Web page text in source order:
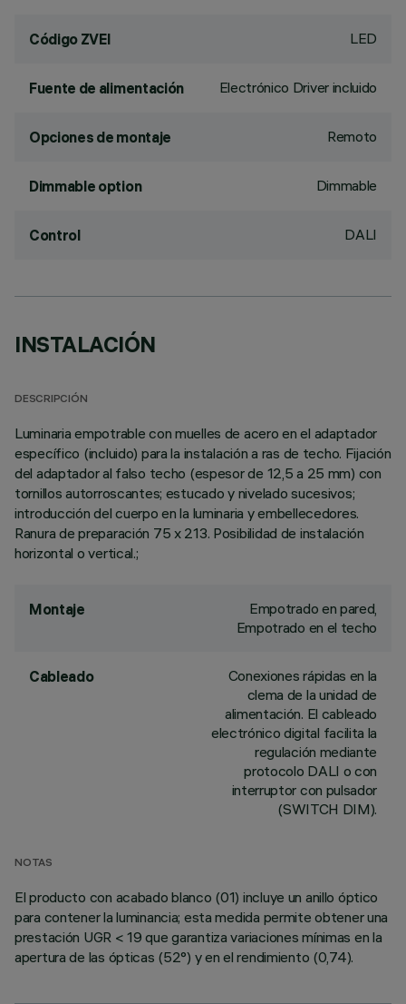
Código ZVEI LED
Fuente de alimentación Electrónico Driver incluido
Opciones de montaje Remoto
Dimmable option Dimmable
Control DALI
INSTALACIÓN
DESCRIPCIÓN
Luminaria empotrable con muelles de acero en el adaptador
específico (incluido) para la instalación a ras de techo. Fijación
del adaptador al falso techo (espesor de 12,5 a 25 mm) con
tornillos autorroscantes; estucado y nivelado sucesivos;
introducción del cuerpo en la luminaria y embellecedores.
Ranura de preparación 75 x 213. Posibilidad de instalación
horizontal o vertical.;
Montaje
Empotrado en pared,
Empotrado en el techo
Cableado
Conexiones rápidas en la
clema de la unidad de
alimentación. El cableado
electrónico digital facilita la
regulación mediante
protocolo DALI o con
interruptor con pulsador
(SWITCH DIM).
NOTAS
El producto con acabado blanco (01) incluye un anillo óptico
para contener la luminancia; esta medida permite obtener una
prestación UGR < 19 que garantiza variaciones mínimas en la
apertura de las ópticas (52°) y en el rendimiento (0,74).